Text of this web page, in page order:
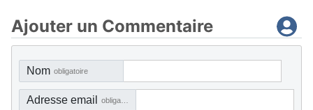
Ajouter un Commentaire
Nom obligatoire
Adresse email